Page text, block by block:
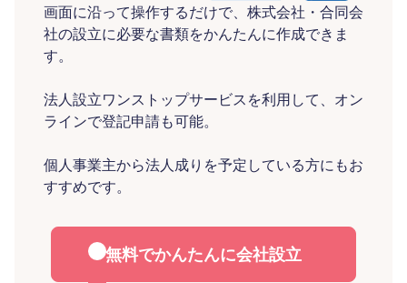
画面に沿って操作するだけで、株式会社・合同会
社の設立に必要な書類をかんたんに作成できま
す。
法人設立ワンストップサービスを利用して、オン
ラインで登記申請も可能。
個人事業主から法人成りを予定している方にもお
すすめです。
無料でかんたんに会社設立